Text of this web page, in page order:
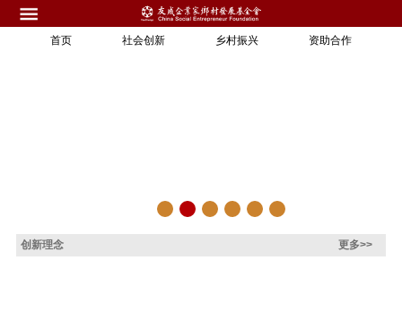
首页 社会创新 乡村振兴 资助合作
创新理念 更多>>